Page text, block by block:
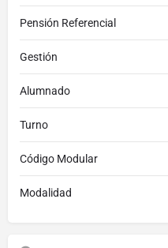
Pensión Referencial
Gestión
Alumnado
Turno
Código Modular
Modalidad